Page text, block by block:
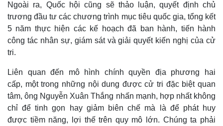
Ngoài ra, Quốc hội cũng sẽ thảo luận, quyết định chủ
trương đầu tư các chương trình mục tiêu quốc gia, tổng kết
5 năm thực hiện các kế hoạch đã ban hành, tiến hành
công tác nhân sự, giám sát và giải quyết kiến nghị của cử
tri.
Liên quan đến mô hình chính quyền địa phương hai
cấp, một trong những nội dung được cử tri đặc biệt quan
tâm, ông Nguyễn Xuân Thắng nhấn mạnh, hợp nhất không
chỉ để tinh gọn hay giảm biên chế mà là để phát huy
được tiềm năng, lợi thế trên quy mô lớn. Chúng ta phải